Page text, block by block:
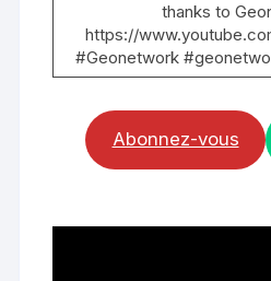
thanks to
https://
#Geonetwork
Abonnez-vous